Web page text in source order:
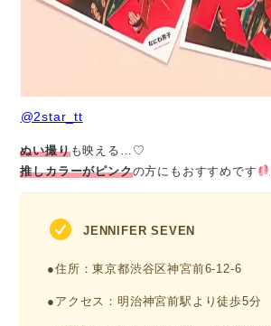
@2star_tt
ぬい撮りも映える…♡
推しカラーがピンクの方にもおすすめです
JENNIFER SEVEN
●住所：東京都渋⾕区神宮前6-12-6
●アクセス：明治神宮前駅より徒歩5分